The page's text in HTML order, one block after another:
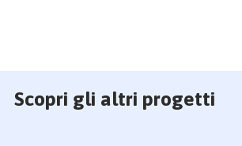
Scopri gli altri progetti